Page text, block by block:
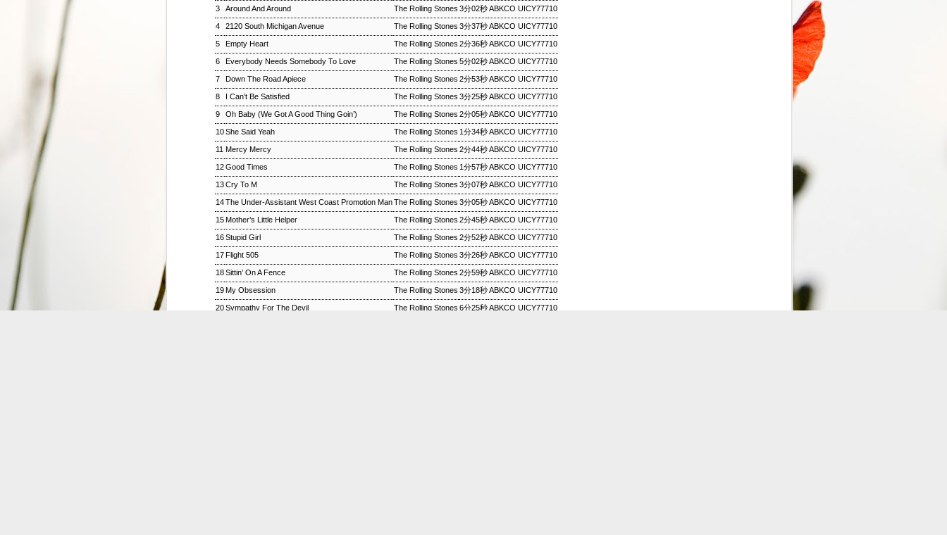
3 Around And Around The Rolling Stones 3分02秒ABKCO UICY77710
4 2120 South Michigan Avenue The Rolling Stones 3分37秒ABKCO UICY77710
5 Empty Heart The Rolling Stones 2分36秒ABKCO UICY77710
6 Everybody Needs Somebody To Love The Rolling Stones 5分02秒ABKCO UICY77710
7 Down The Road Apiece The Rolling Stones 2分53秒ABKCO UICY77710
8 I Can’t Be Satisfied The Rolling Stones 3分25秒ABKCO UICY77710
9 Oh Baby (We Got A Good Thing Goin’) The Rolling Stones 2分05秒ABKCO UICY77710
10She Said Yeah The Rolling Stones 1分34秒ABKCO UICY77710
11 Mercy Mercy The Rolling Stones 2分44秒ABKCO UICY77710
12Good Times The Rolling Stones 1分57秒ABKCO UICY77710
13Cry To M The Rolling Stones 3分07秒ABKCO UICY77710
14The Under-Assistant West Coast Promotion ManThe Rolling Stones 3分05秒ABKCO UICY77710
15Mother’s Little Helper The Rolling Stones 2分45秒ABKCO UICY77710
16Stupid Girl The Rolling Stones 2分52秒ABKCO UICY77710
17Flight 505 The Rolling Stones 3分26秒ABKCO UICY77710
18Sittin’ On A Fence The Rolling Stones 2分59秒ABKCO UICY77710
19My Obsession The Rolling Stones 3分18秒ABKCO UICY77710
20Sympathy For The Devil The Rolling Stones 6分25秒ABKCO UICY77710
年 Genre : RADIO NHK-FM
Program : ID=449 Goods : Twitter
: #radiru #nhkfm # File Name :
2018-09-08-22-59_ジャズ・ツナイ
ト.mp3 通常番組後半にお届けし
ているコーナー「ホットピック
ス」を番組全体に拡大、2時間ま
るごと「ニューディスク特集」と
して2週連続でお楽しみいただ
く。第1回では、ジャズ界のレジ
ェンド、ウエイン・ショーターの
3枚組の新作をはじめ、ルクセン
ブルク出身のピアニスト、ミシェ
ル・レイスの新譜などを聴く。ま
た、ニューヨーク在住のピアニス
ト、大野智子がスタジオに登場、
近況や新作について語ってもら
剛 Junko Odai & Tetsuya
Murakami 2018/09/08(SAT) 18:00
- 2018/09/08(SAT) 18:50 (50.0m)
Album : ザ・ソウルミュージック
2018年 Genre : RADIO NHK-FM
Program : ID=129 Goods : Twitter
: #radiru #nhkfm # File Name :
2018-09-08-17-59_ザ・ソウルミュ
ージック.mp3 ▽オダイジュンコ
のTwilight Cruise～堂本剛を迎え
て オダイジュンコ,【ゲスト】堂
(100.0m) Album : ウイークエンド
サンシャイン 2018年 Genre :
RADIO NHK-FM Program : ID=29
Goods : Twitter : #radiru #nhkfm
# File Name : 2018-09-08-07-19_
ウイークエンドサンシャイン.mp3
ピーター・バラカン
松尾潔のメロウな夜
松尾潔のメロウな夜 松尾 潔 2018/09/03(MON) 23:00 - 2018/09/03(MON) 23:50 (50.0m) Album : 松尾潔の
メロウな夜 2018年 Genre : RADIO NHK-FM Program : ID=1633 Goods : Twitter : #radiru #nhkfm # File
Name : 2018-09-03-22-59_松尾潔のメロウな夜.mp3 松尾潔
ワールドロックナウ
ワールドロックナウ 渋谷 陽一 2018/09/02(SUN) 17:00 -
2018/09/02(SUN) 18:00 (60.0m) Album : ワールドロックナウ 2018年
Genre : RADIO NHK-FM Program : ID=462 Goods : Twitter : #radiru
#nhkfm # File Name : 2018-09-02-16-59_ワールドロックナウ.mp3 渋
谷陽一
情報提供:NHK, NHK 番組表API. テーマ画像の作成者:ozgurdonmazさん. Powered by